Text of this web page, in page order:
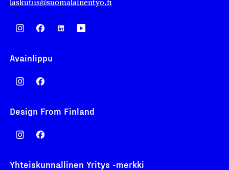
laskutus@suomalainentyo.fi
Avainlippu
Design From Finland
Yhteiskunnallinen Yritys -merkki